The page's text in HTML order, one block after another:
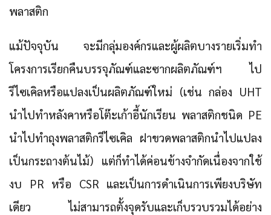
พลาสติก
แม้ปัจจุบัน จะมีกลุ่มองค์กรและผู้ผลิตบางรายเริ่มทำ
โครงการเรียกคืนบรรจุภัณฑ์และซากผลิตภัณฑ์ฯ ไป
รีไซเคิลหรือแปลงเป็นผลิตภัณฑ์ใหม่ (เช่น กล่อง UHT
นำไปทำหลังคาหรือโต๊ะเก้าอี้นักเรียน พลาสติกชนิด PE
นำไปทำถุงพลาสติกรีไซเคิล ฝาขวดพลาสติกนำไปแปลง
เป็นกระถางต้นไม้) แต่ก็ทำได้ค่อนข้างจำกัดเนื่องจากใช้
งบ PR หรือ CSR และเป็นการดำเนินการเพียงบริษัท
เดียว ไม่สามารถตั้งจุดรับและเก็บรวบรวมได้อย่าง